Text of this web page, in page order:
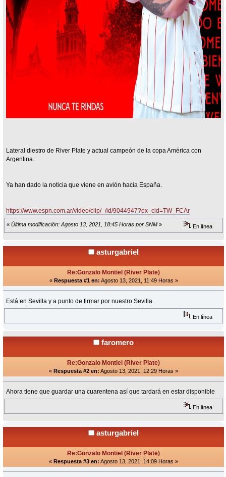
Lateral diestro de River Plate y actual campeón de la copa América con
Argentina.
Ya han dado la noticia que viene en avión hacia España.
https://www.espn.com.ar/video/clip/_/id/9044947?ex_cid=TW_FCAr
« Última modificación: Agosto 13, 2021, 18:45 Horas por SNM » En línea
asturgabriel
Re:Gonzalo Montiel (River Plate)
« Respuesta #1 en: Agosto 13, 2021, 11:49 Horas »
Está en Sevilla y a punto de firmar por nuestro Sevilla.
En línea
faromero
Re:Gonzalo Montiel (River Plate)
« Respuesta #2 en: Agosto 13, 2021, 12:29 Horas »
Ahora tiene que guardar una cuarentena así que tardará en estar disponible
En línea
asturgabriel
Re:Gonzalo Montiel (River Plate)
« Respuesta #3 en: Agosto 13, 2021, 14:09 Horas »